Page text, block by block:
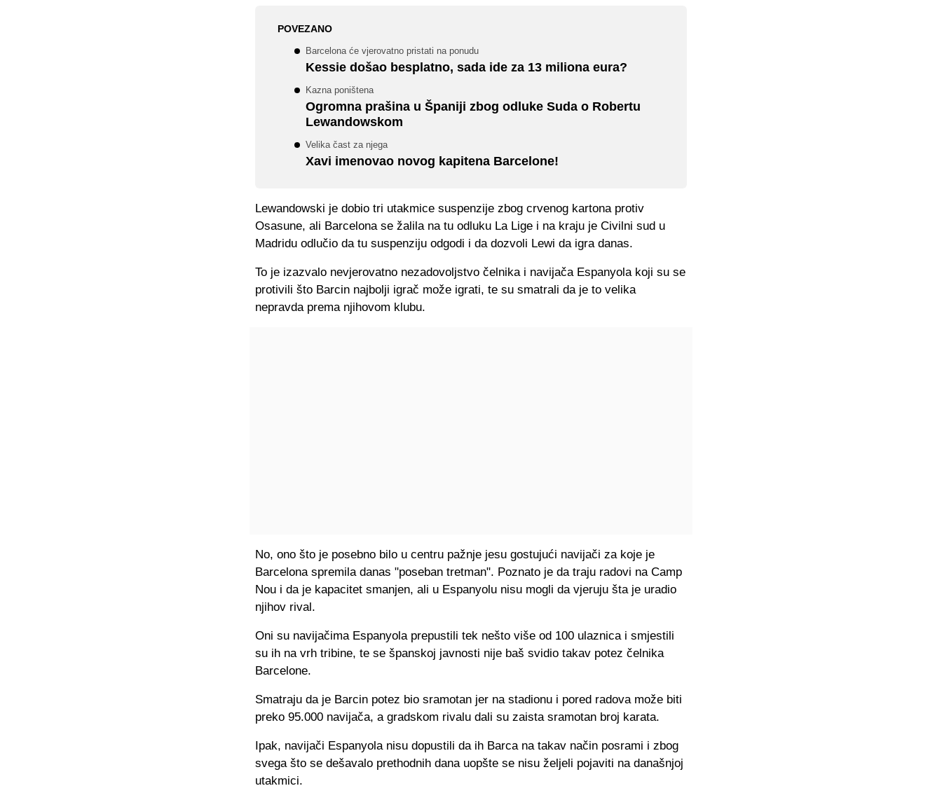
POVEZANO
Barcelona će vjerovatno pristati na ponudu
Kessie došao besplatno, sada ide za 13 miliona eura?
Kazna poništena
Ogromna prašina u Španiji zbog odluke Suda o Robertu
Lewandowskom
Velika čast za njega
Xavi imenovao novog kapitena Barcelone!
Lewandowski je dobio tri utakmice suspenzije zbog crvenog kartona protiv
Osasune, ali Barcelona se žalila na tu odluku La Lige i na kraju je Civilni sud u
Madridu odlučio da tu suspenziju odgodi i da dozvoli Lewi da igra danas.
To je izazvalo nevjerovatno nezadovoljstvo čelnika i navijača Espanyola koji su se
protivili što Barcin najbolji igrač može igrati, te su smatrali da je to velika
nepravda prema njihovom klubu.
No, ono što je posebno bilo u centru pažnje jesu gostujući navijači za koje je
Barcelona spremila danas "poseban tretman". Poznato je da traju radovi na Camp
Nou i da je kapacitet smanjen, ali u Espanyolu nisu mogli da vjeruju šta je uradio
njihov rival.
Oni su navijačima Espanyola prepustili tek nešto više od 100 ulaznica i smjestili
su ih na vrh tribine, te se španskoj javnosti nije baš svidio takav potez čelnika
Barcelone.
Smatraju da je Barcin potez bio sramotan jer na stadionu i pored radova može biti
preko 95.000 navijača, a gradskom rivalu dali su zaista sramotan broj karata.
Ipak, navijači Espanyola nisu dopustili da ih Barca na takav način posrami i zbog
svega što se dešavalo prethodnih dana uopšte se nisu željeli pojaviti na današnjoj
utakmici.